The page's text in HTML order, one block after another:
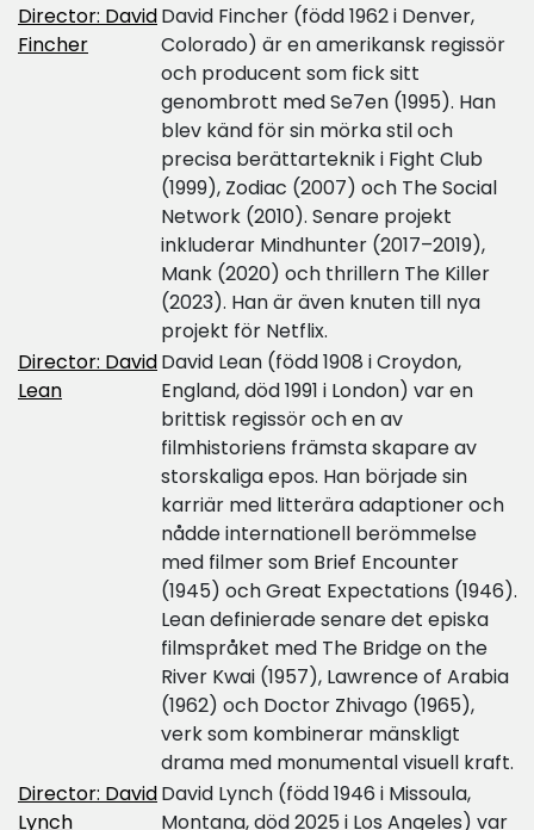
Director: David
Fincher
David Fincher (född 1962 i Denver,
Colorado) är en amerikansk regissör
och producent som fick sitt
genombrott med Se7en (1995). Han
blev känd för sin mörka stil och
precisa berättarteknik i Fight Club
(1999), Zodiac (2007) och The Social
Network (2010). Senare projekt
inkluderar Mindhunter (2017–2019),
Mank (2020) och thrillern The Killer
(2023). Han är även knuten till nya
projekt för Netflix.
Director: David
Lean
David Lean (född 1908 i Croydon,
England, död 1991 i London) var en
brittisk regissör och en av
filmhistoriens främsta skapare av
storskaliga epos. Han började sin
karriär med litterära adaptioner och
nådde internationell berömmelse
med filmer som Brief Encounter
(1945) och Great Expectations (1946).
Lean definierade senare det episka
filmspråket med The Bridge on the
River Kwai (1957), Lawrence of Arabia
(1962) och Doctor Zhivago (1965),
verk som kombinerar mänskligt
drama med monumental visuell kraft.
Director: David
Lynch
David Lynch (född 1946 i Missoula,
Montana, död 2025 i Los Angeles) var